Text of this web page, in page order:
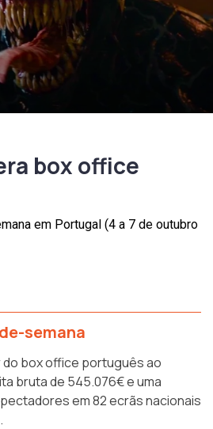
box office
em Portugal (4 a 7 de outubro
semana
do box office português ao
bruta de 545.076€ e uma
em 82 ecrãs nacionais